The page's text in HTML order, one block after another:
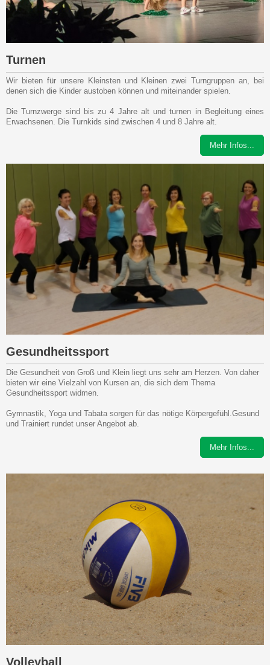
Turnen
Wir bieten für unsere Kleinsten und Kleinen zwei Turngruppen an, bei
denen sich die Kinder austoben können und miteinander spielen.
Die Turnzwerge sind bis zu 4 Jahre alt und turnen in Begleitung eines
Erwachsenen. Die Turnkids sind zwischen 4 und 8 Jahre alt.
Mehr Infos...
Gesundheitssport
Die Gesundheit von Groß und Klein liegt uns sehr am Herzen. Von daher
bieten wir eine Vielzahl von Kursen an, die sich dem Thema
Gesundheitssport widmen.
Gymnastik, Yoga und Tabata sorgen für das nötige Körpergefühl.Gesund
und Trainiert rundet unser Angebot ab.
Mehr Infos...
Volleyball